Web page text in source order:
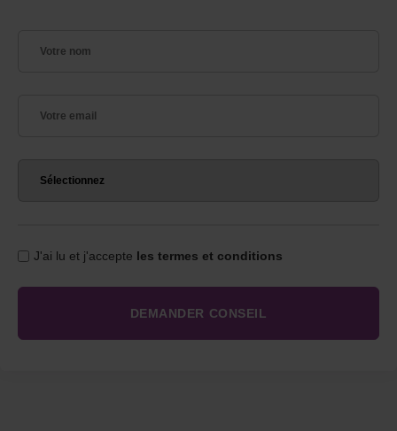
J'ai lu et j'accepte les termes et conditions